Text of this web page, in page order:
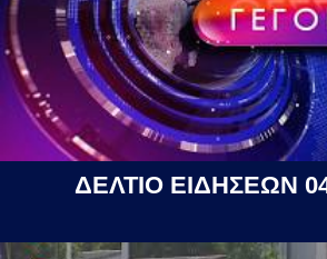
ΔΕΛΤΙΟ ΕΙΔΗΣΕΩΝ